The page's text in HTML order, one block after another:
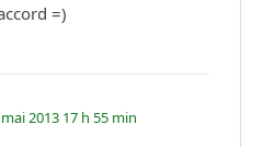
=)
2013 17 h 55 min